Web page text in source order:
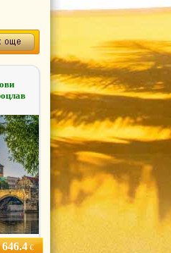
646.4€